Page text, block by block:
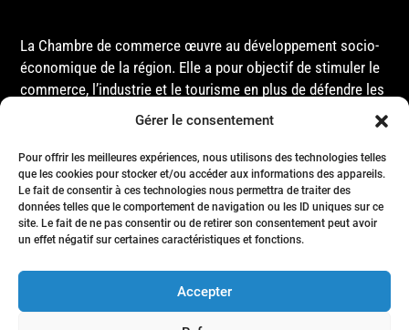
Gérer le consentement
Pour offrir les meilleures expériences, nous utilisons des technologies telles
que les cookies pour stocker et/ou accéder aux informations des appareils.
Le fait de consentir à ces technologies nous permettra de traiter des
données telles que le comportement de navigation ou les ID uniques sur ce
site. Le fait de ne pas consentir ou de retirer son consentement peut avoir
un effet négatif sur certaines caractéristiques et fonctions.
Accepter
La Chambre de commerce œuvre au développement socio-
économique de la région. Elle a pour objectif de stimuler le
commerce, l’industrie et le tourisme en plus de défendre les
intérêts de ses membres et de l’ensemble de la
gouvernementales, que ce soit au niveau municipal,
provincial ou fédéral.
Accueil
Membres
Nous joindre